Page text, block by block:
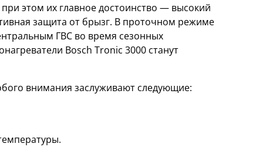
этом их главное достоинство — высокий
защита от брызг. В проточном режиме
ГВС во время сезонных
Bosch Tronic 3000 станут
внимания заслуживают следующие: